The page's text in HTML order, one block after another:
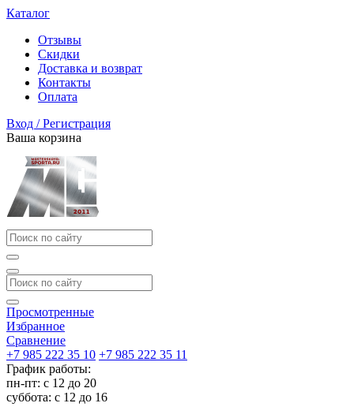
Каталог
Отзывы
Скидки
Доставка и возврат
Контакты
Оплата
Вход / Регистрация
Ваша корзина
Просмотренные
Избранное
Сравнение
+7 985 222 35 10 +7 985 222 35 11
График работы:
пн-пт: с 12 до 20
суббота: c 12 до 16